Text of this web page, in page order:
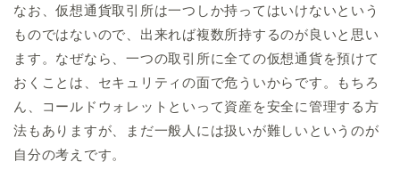
なお、仮想通貨取引所は一つしか持ってはいけないという
ものではないので、出来れば複数所持するのが良いと思い
ます。なぜなら、一つの取引所に全ての仮想通貨を預けて
おくことは、セキュリティの面で危ういからです。もちろ
ん、コールドウォレットといって資産を安全に管理する方
法もありますが、まだ一般人には扱いが難しいというのが
自分の考えです。